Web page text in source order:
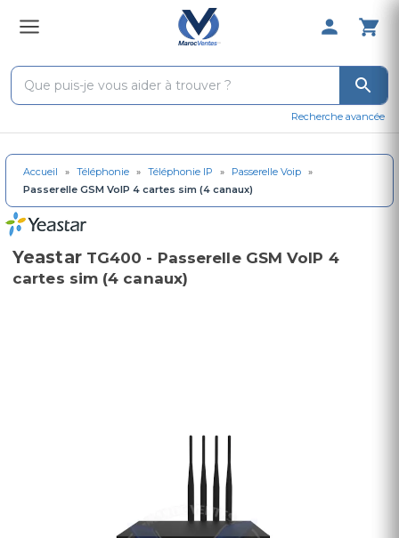
0 Produit
Recherche avancée
Accueil » Téléphonie » Téléphonie IP » Passerelle Voip »
Passerelle GSM VoIP 4 cartes sim (4 canaux)
Yeastar TG400 - Passerelle GSM VoIP 4
cartes sim (4 canaux)